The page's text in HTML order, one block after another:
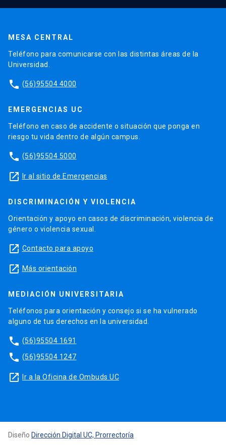
MESA CENTRAL
Teléfono para comunicarse con las distintas áreas de la
Universidad.
phone (56)95504 4000
EMERGENCIAS UC
Teléfono en caso de accidente o situación que ponga en
riesgo tu vida dentro de algún campus.
phone (56)95504 5000
launch Ir al sitio de Emergencias
DISCRIMINACIÓN Y VIOLENCIA
Orientación y apoyo en casos de discriminación, violencia de
género o violencia sexual.
launch Contacto para apoyo
launch Más orientación
MEDIACIÓN UNIVERSITARIA
Teléfonos para orientación y consejo si se ha vulnerado
alguno de tus derechos en la universidad.
phone (56)95504 1691
phone (56)95504 1247
launch Ir a la Oficina de Ombuds UC
Diseño Dirección Digital UC, Prorrectoría